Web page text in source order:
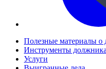
Полезные материалы о
Инструменты должника
Услуги